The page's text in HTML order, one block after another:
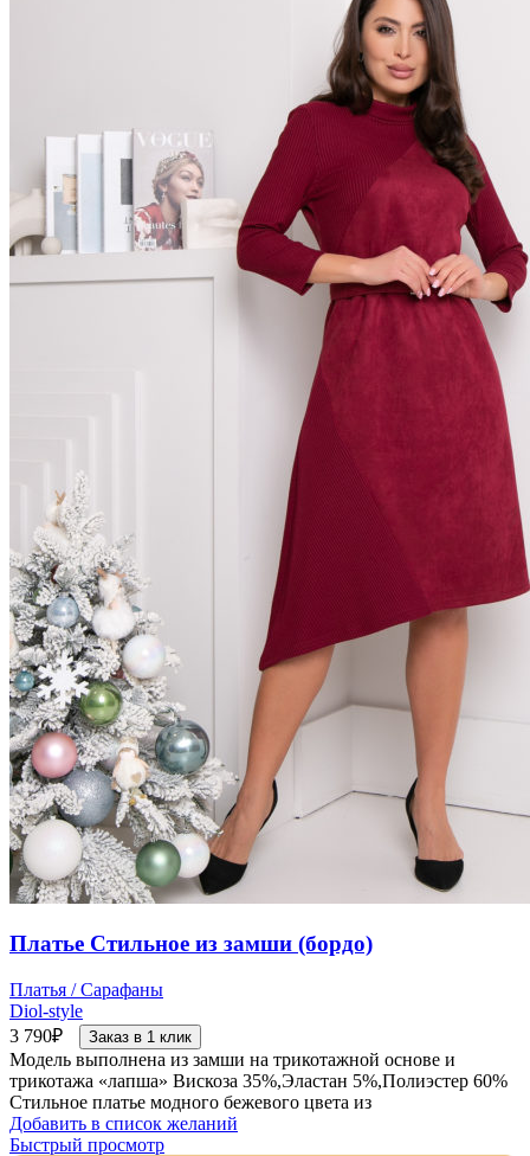
Платье Стильное из замши (бордо)
Платья / Сарафаны
Diol-style
3 790₽ Заказ в 1 клик
Модель выполнена из замши на трикотажной основе и
трикотажа «лапша» Вискоза 35%,Эластан 5%,Полиэстер 60%
Стильное платье модного бежевого цвета из
Добавить в список желаний
Быстрый просмотр